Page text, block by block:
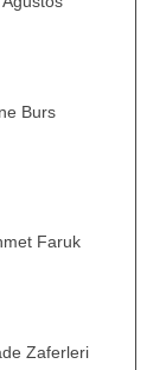
Burs
Faruk
Zaferleri